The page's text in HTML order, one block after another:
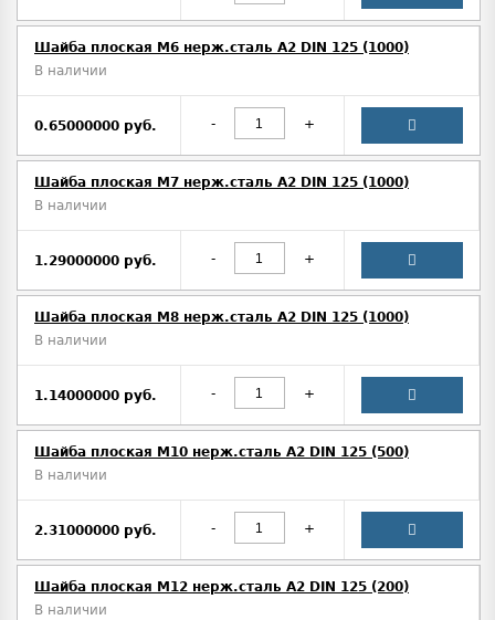
Шайба плоская М6 нерж.сталь А2 DIN 125 (1000)
В наличии
0.65000000 руб. - +
Шайба плоская М7 нерж.сталь А2 DIN 125 (1000)
В наличии
1.29000000 руб. - +
Шайба плоская М8 нерж.сталь А2 DIN 125 (1000)
В наличии
1.14000000 руб. - +
Шайба плоская М10 нерж.сталь А2 DIN 125 (500)
В наличии
2.31000000 руб. - +
Шайба плоская М12 нерж.сталь А2 DIN 125 (200)
В наличии